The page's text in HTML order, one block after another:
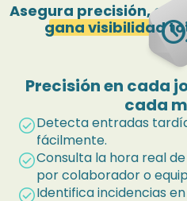
Asegura precisión,
gana visibilidad
Precisión en cada
cada
check_circleDetecta entradas
fácilmente.
check_circleConsulta la hora real
por colaborador o
check_circleIdentifica incidencias